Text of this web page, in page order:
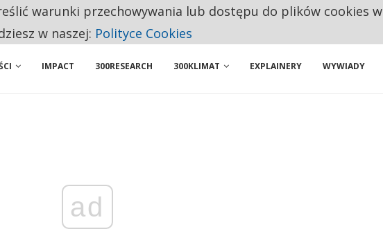
SĄ DWA PODMIOTY Z POLSKI
IMPACT 300RESEARCH 300KLIMAT EXPLAINERY WYWIADY
ad
warunki przechowywania lub dostępu do plików cookies w
w naszej: Polityce Cookies